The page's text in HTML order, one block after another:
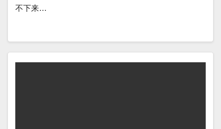
不下来…